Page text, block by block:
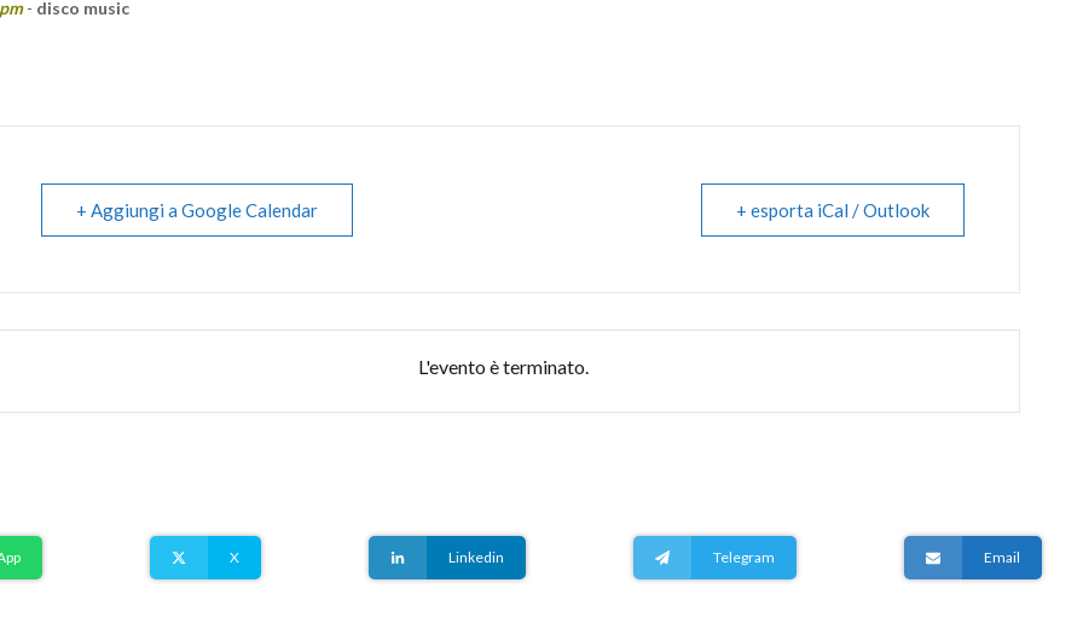
- disco music
+ Aggiungi a Google Calendar + esporta iCal / Outlook
L'evento è terminato.
X Email
Linkedin Telegram